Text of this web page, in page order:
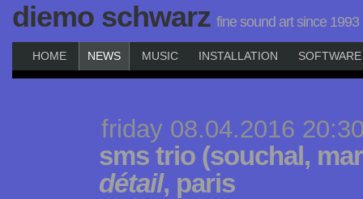
diemo schwarz fine sound art since 1993
HOME NEWS MUSIC INSTALLATION SOFTWARE
friday 08.04.2016
sms trio (souchal,
détail, paris